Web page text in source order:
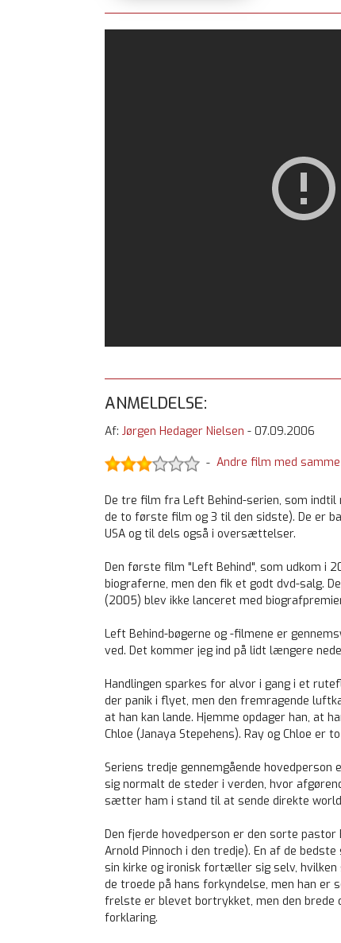
ANMELDELSE:
Af: Jørgen Hedager Nielsen - 07.09.2006
- Andre film med
De tre film fra Left Behind-serien, som
de to første film og 3 til den sidste). De er
USA og til dels også i oversættelser.
Den første film "Left Behind", som udkom i
biograferne, men den fik et godt dvd-salg.
(2005) blev ikke lanceret med
Left Behind-bøgerne og -filmene er
ved. Det kommer jeg ind på lidt længere
Handlingen sparkes for alvor i gang i et
der panik i flyet, men den fremragende
at han kan lande. Hjemme opdager han, at
Chloe (Janaya Stepehens). Ray og Chloe er
Seriens tredje gennemgående hovedperson
sig normalt de steder i verden, hvor
sætter ham i stand til at sende direkte
Den fjerde hovedperson er den sorte pastor
Arnold Pinnoch i den tredje). En af de
sin kirke og ironisk fortæller sig selv,
de troede på hans forkyndelse, men han er
frelste er blevet bortrykket, men den brede
forklaring.